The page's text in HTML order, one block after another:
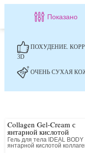
Показано
ПОХУДЕНИЕ.
3D
ОЧЕНЬ СУХАЯ
Collagen Gel-Cream с
янтарной кислотой
Гель для тела IDEAL BODY
янтарной кислотой